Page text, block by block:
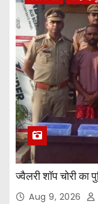
ज्वैलरी शॉप चोरी का
Aug 9, 2026